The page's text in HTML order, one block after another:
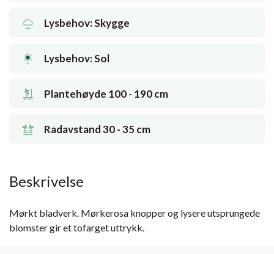
Lysbehov: Skygge
Lysbehov: Sol
Plantehøyde 100 - 190 cm
Radavstand 30 - 35 cm
Beskrivelse
Mørkt bladverk. Mørkerosa knopper og lysere utsprungede
blomster gir et tofarget uttrykk.